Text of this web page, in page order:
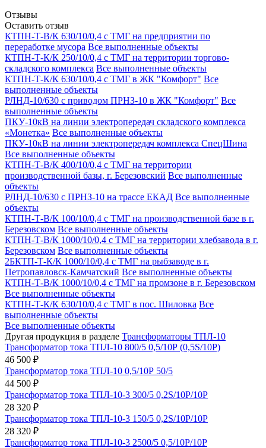
Отзывы
Оставить отзыв
КТПН-Т-В/К 630/10/0,4 с ТМГ на предприятии по
переработке мусора Все выполненные объекты
КТПН-Т-К/К 250/10/0,4 с ТМГ на территории торгово-
складского комплекса Все выполненные объекты
КТПН-Т-К/К 630/10/0,4 с ТМГ в ЖК "Комфорт" Все
выполненные объекты
РЛНД-10/630 с приводом ПРНЗ-10 в ЖК "Комфорт" Все
выполненные объекты
ПКУ-10кВ на линии электропередач складского комплекса
«Монетка» Все выполненные объекты
ПКУ-10кВ на линии электропередач комплекса СпецШина
Все выполненные объекты
КТПН-Т-В/К 400/10/0,4 с ТМГ на территории
производственной базы, г. Березовский Все выполненные
объекты
РЛНД-10/630 с ПРНЗ-10 на трассе ЕКАД Все выполненные
объекты
КТПН-Т-В/К 100/10/0,4 с ТМГ на производственной базе в г.
Березовском Все выполненные объекты
КТПН-Т-В/К 1000/10/0,4 с ТМГ на территории хлебзавода в г.
Березовском Все выполненные объекты
2БКТП-Т-К/К 1000/10/0,4 с ТМГ на рыбзаводе в г.
Петропавловск-Камчатский Все выполненные объекты
КТПН-Т-В/К 1000/10/0,4 с ТМГ на промзоне в г. Березовском
Все выполненные объекты
КТПН-Т-К/К 630/10/0,4 с ТМГ в пос. Шиловка Все
выполненные объекты
Все выполненные объекты
Другая продукция в разделе Трансформаторы ТПЛ-10
Трансформатор тока ТПЛ-10 800/5 0,5/10Р (0,5S/10Р)
46 500 ₽
Трансформатор тока ТПЛ-10 0,5/10Р 50/5
44 500 ₽
Трансформатор тока ТПЛ-10-3 300/5 0,2S/10Р/10Р
28 320 ₽
Трансформатор тока ТПЛ-10-3 150/5 0,2S/10Р/10Р
28 320 ₽
Трансформатор тока ТПЛ-10-3 2500/5 0,5/10Р/10Р